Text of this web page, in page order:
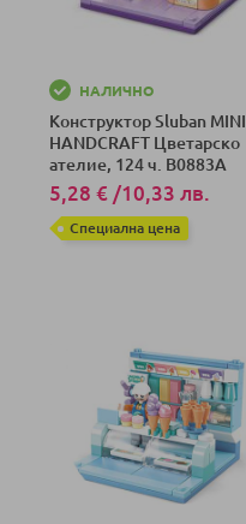
НАЛИЧНО
Конструктор Sluban MINI
HANDCRAFT Цветарско
ателие, 124 ч. B0883A
5,28 €/10,33 лв.
Специална цена